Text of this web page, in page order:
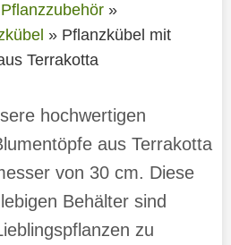
Pflanzzubehör»
» Pflanzkübel mit
Terrakotta
hochwertigen
aus Terrakotta
von 30 cm. Diese
Behälter sind
zu